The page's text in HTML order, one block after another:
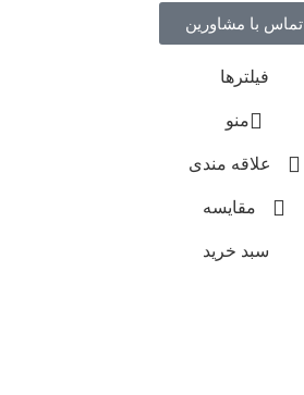
تماس با مشاورین
فیلترها
منو
علاقه مندی
مقایسه
سبد خرید